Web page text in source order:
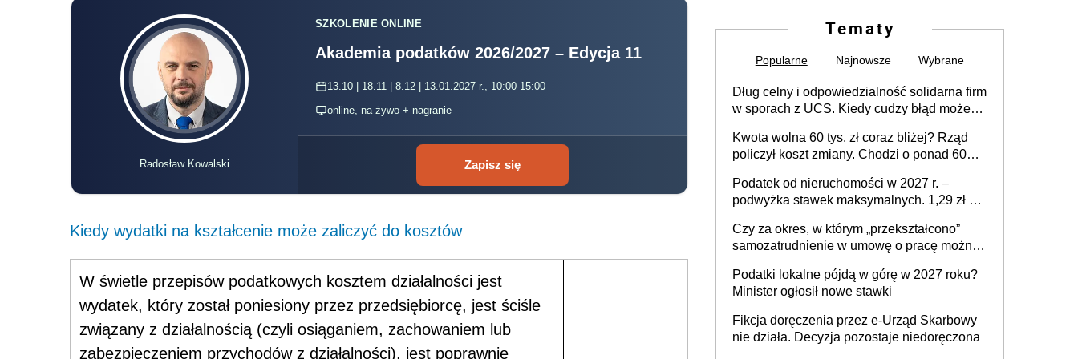
Radosław Kowalski
SZKOLENIE ONLINE
Akademia podatków 2026/2027 – Edycja 11
13.10 | 18.11 | 8.12 | 13.01.2027 r., 10:00-15:00
online, na żywo + nagranie
Zapisz się
Kiedy wydatki na kształcenie może zaliczyć do kosztów
W świetle przepisów podatkowych kosztem działalności jest
wydatek, który został poniesiony przez przedsiębiorcę, jest ściśle
związany z działalnością (czyli osiąganiem, zachowaniem lub
zabezpieczeniem przychodów z działalności), jest poprawnie
Tematy
Popularne Najnowsze Wybrane
Dług celny i odpowiedzialność solidarna firm
w sporach z UCS. Kiedy cudzy błąd może
Kwota wolna 60 tys. zł coraz bliżej? Rząd
policzył koszt zmiany. Chodzi o ponad 60
Podatek od nieruchomości w 2027 r. –
podwyżka stawek maksymalnych. 1,29 zł za
budynków i lokali związanych z
prowadzeniem działalności gospodarczej
Czy za okres, w którym „przekształcono”
samozatrudnienie w umowę o pracę można
umowy cywilnoprawnej jedynym
racjonalnym wyjściem
Podatki lokalne pójdą w górę w 2027 roku?
Minister ogłosił nowe stawki
Fikcja doręczenia przez e-Urząd Skarbowy
nie działa. Decyzja pozostaje niedoręczona